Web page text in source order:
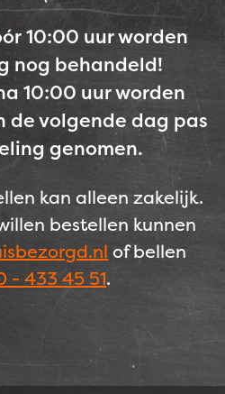
10:00 uur worden
nog behandeld!
10:00 uur worden
volgende dag pas
genomen.
kan alleen zakelijk.
bestellen kunnen
of bellen
- 433 45 51.